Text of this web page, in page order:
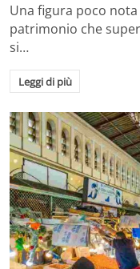
Una figura poco
patrimonio che
si…
Leggi di più